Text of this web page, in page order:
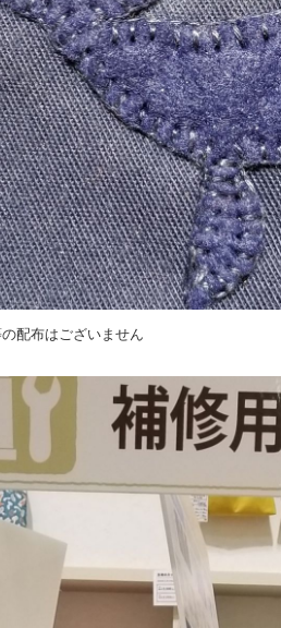
配布はございません